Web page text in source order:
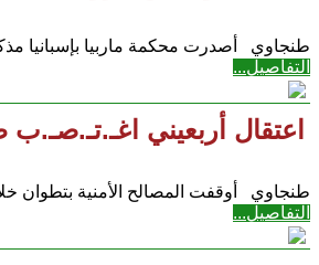
طنجاوي أصدرت محكمة ماربيا بإسبانيا
التفاصيل...
اعتقال أربعيني
طنجاوي أوقفت المصالح الأمنية بتطوان
التفاصيل...